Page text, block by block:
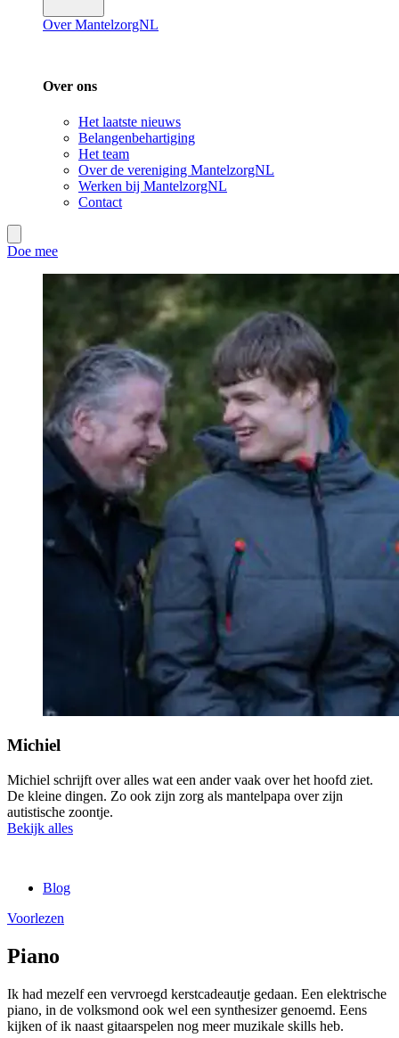
Over MantelzorgNL
Over ons
Het laatste nieuws
Belangenbehartiging
Het team
Over de vereniging MantelzorgNL
Werken bij MantelzorgNL
Contact
Doe mee
Michiel
Michiel schrijft over alles wat een ander vaak over het hoofd ziet.
De kleine dingen. Zo ook zijn zorg als mantelpapa over zijn
autistische zoontje.
Bekijk alles
Blog
Voorlezen
Piano
Ik had mezelf een vervroegd kerstcadeautje gedaan. Een elektrische
piano, in de volksmond ook wel een synthesizer genoemd. Eens
kijken of ik naast gitaarspelen nog meer muzikale skills heb.